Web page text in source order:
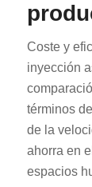
Coste y
inyección
términos
de la
ahorra en
espacios